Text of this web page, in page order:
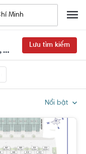
Mua bán nhà đất căn hộ Tên Lửa, Bình Tân, Hồ Chí Minh
Lưu tìm kiếm
Nổi bật